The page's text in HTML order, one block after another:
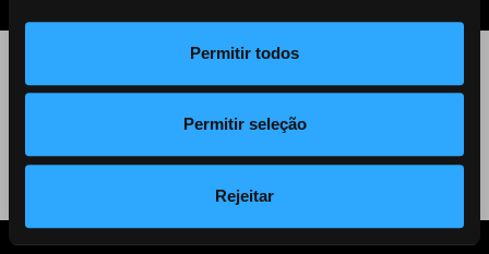
Permitir todos
Permitir seleção
Rejeitar
Política de Privacidade